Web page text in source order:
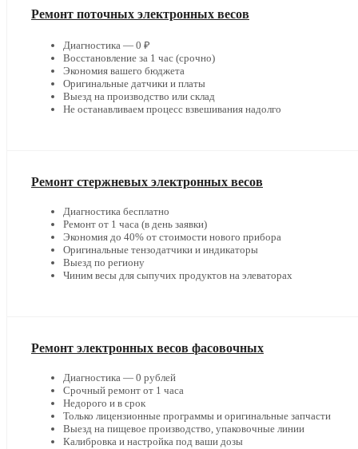
Ремонт поточных электронных весов
Диагностика — 0 ₽
Восстановление за 1 час (срочно)
Экономия вашего бюджета
Оригинальные датчики и платы
Выезд на производство или склад
Не останавливаем процесс взвешивания надолго
Ремонт стержневых электронных весов
Диагностика бесплатно
Ремонт от 1 часа (в день заявки)
Экономия до 40% от стоимости нового прибора
Оригинальные тензодатчики и индикаторы
Выезд по региону
Чиним весы для сыпучих продуктов на элеваторах
Ремонт электронных весов фасовочных
Диагностика — 0 рублей
Срочный ремонт от 1 часа
Недорого и в срок
Только лицензионные программы и оригинальные запчасти
Выезд на пищевое производство, упаковочные линии
Калибровка и настройка под ваши дозы